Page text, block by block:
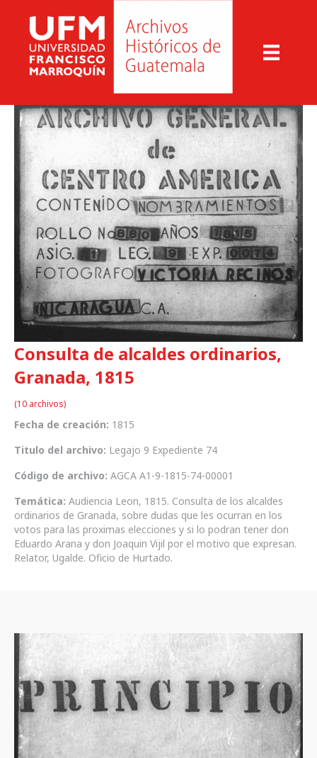
Consulta de alcaldes ordinarios,
Granada, 1815
(10 archivos)
Fecha de creación: 1815
Titulo del archivo: Legajo 9 Expediente 74
Código de archivo: AGCA A1-9-1815-74-00001
Temática: Audiencia Leon, 1815. Consulta de los alcaldes
ordinarios de Granada, sobre dudas que les ocurran en los
votos para las proximas elecciones y si lo podran tener don
Eduardo Arana y don Joaquin Vijil por el motivo que expresan.
Relator, Ugalde. Oficio de Hurtado.